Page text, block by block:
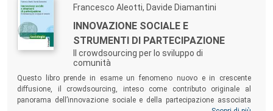
Francesco Aleotti, Davide Diamantini
INNOVAZIONE SOCIALE E
STRUMENTI DI PARTECIPAZIONE
Il crowdsourcing per lo sviluppo di
comunità
Questo libro prende in esame un fenomeno nuovo e in crescente
diffusione, il crowdsourcing, inteso come contributo originale al
panorama dell’innovazione sociale e della partecipazione associata